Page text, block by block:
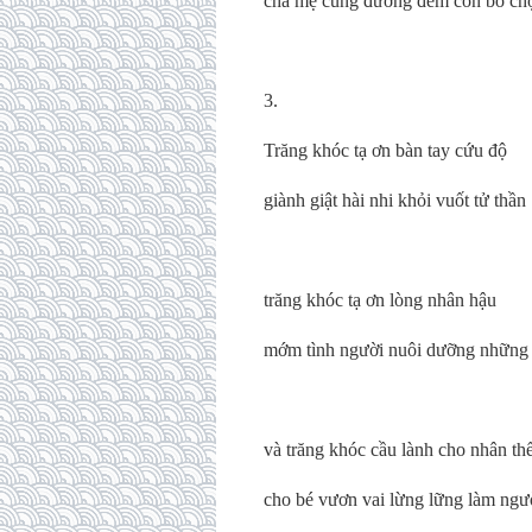
3.
Trăng khóc tạ ơn bàn tay cứu độ
giành giật hài nhi khỏi vuốt tử thần
trăng khóc tạ ơn lòng nhân hậu
mớm tình người nuôi dưỡng những
và trăng khóc cầu lành cho nhân
cho bé vươn vai lừng lững làm